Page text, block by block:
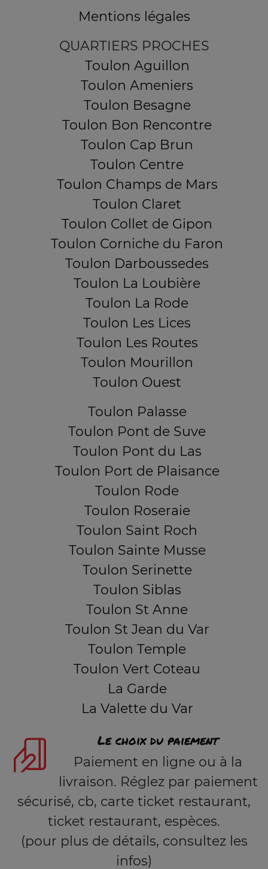
Mentions légales
QUARTIERS PROCHES
Toulon Aguillon
Toulon Ameniers
Toulon Besagne
Toulon Bon Rencontre
Toulon Cap Brun
Toulon Centre
Toulon Champs de Mars
Toulon Claret
Toulon Collet de Gipon
Toulon Corniche du Faron
Toulon Darboussedes
Toulon La Loubière
Toulon La Rode
Toulon Les Lices
Toulon Les Routes
Toulon Mourillon
Toulon Ouest
Toulon Palasse
Toulon Pont de Suve
Toulon Pont du Las
Toulon Port de Plaisance
Toulon Rode
Toulon Roseraie
Toulon Saint Roch
Toulon Sainte Musse
Toulon Serinette
Toulon Siblas
Toulon St Anne
Toulon St Jean du Var
Toulon Temple
Toulon Vert Coteau
La Garde
La Valette du Var
Le choix du paiement
Paiement en ligne ou à la
livraison. Réglez par paiement
sécurisé, cb, carte ticket restaurant,
ticket restaurant, espèces.
(pour plus de détails, consultez les
infos)